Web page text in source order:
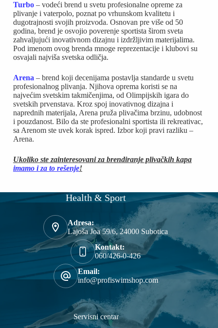
Turbo– vodeći brend u svetu profesionalne opreme za
plivanje i vaterpolo, poznat po vrhunskom kvalitetu i
dugotrajnosti svojih proizvoda. Osnovan pre više od 50
godina, brend je osvojio poverenje sportista širom sveta
zahvaljujući inovativnom dizajnu i izdržljivim materijalima.
Pod imenom ovog brenda mnoge reprezentacije i klubovi su
osvajali najviša svetska odličja.
Arena – brend koji decenijama postavlja standarde u svetu
profesionalnog plivanja. Njihova oprema koristi se na
najvećim svetskim takmičenjima, od Olimpijskih igara do
svetskih prvenstava. Kroz spoj inovativnog dizajna i
naprednih materijala, Arena pruža plivačima brzinu, udobnost
i pouzdanost. Bilo da ste profesionalni sportista ili rekreativac,
sa Arenom ste uvek korak ispred. Izbor koji pravi razliku –
Arena.
Ukoliko ste zainteresovani za brendiranje plivačkih kapa
imamo i za to rešenje!
Health & Sport
Adresa:
Lajoša Joa 59/6, 24000 Subotica
Kontakt:
060/426-0-426
Email:
info@profiswimshop.com
Servisni centar